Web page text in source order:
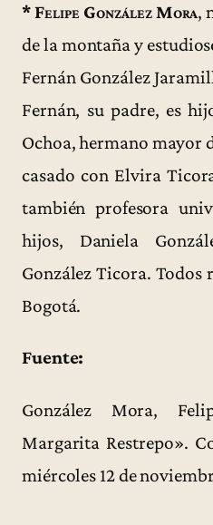
*Felipe González Mora,
de la montaña y
Fernán González
Fernán, su padre, es
Ochoa, hermano mayor
casado con Elvira
también profesora
hijos, Daniela
González Ticora. Todos
Bogotá.
Fuente:
González Mora,
Margarita Restrepo».
miércoles 12 de